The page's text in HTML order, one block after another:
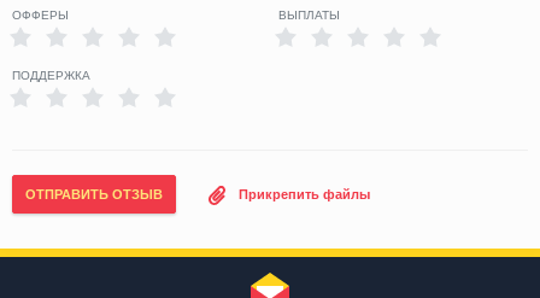
ОФФЕРЫ ВЫПЛАТЫ
ПОДДЕРЖКА
ОТПРАВИТЬ ОТЗЫВ Прикрепить файлы